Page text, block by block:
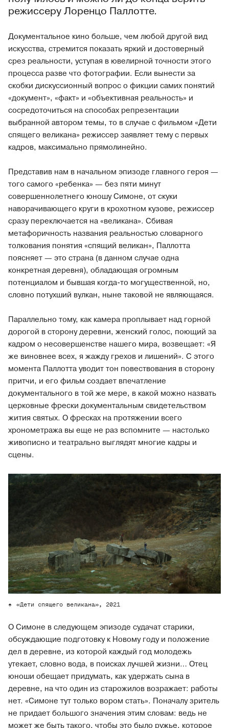
режиссеру Лоренцо Паллотте.
Документальное кино больше, чем любой другой вид
искусства, стремится показать яркий и достоверный
срез реальности, уступая в ювелирной точности этого
процесса разве что фотографии. Если вынести за
скобки дискуссионный вопрос о фикции самих понятий
«документ», «факт» и «объективная реальность» и
сосредоточиться на способах репрезентации
выбранной автором темы, то в случае с фильмом «Дети
спящего великана» режиссер заявляет тему с первых
кадров, максимально прямолинейно.
Представив нам в начальном эпизоде главного героя —
того самого «ребенка» — без пяти минут
совершеннолетнего юношу Симоне, от скуки
наворачивающего круги в крохотном кузове, режиссер
сразу переключается на «великана». Сбивая
метафоричность названия реальностью словарного
толкования понятия «спящий великан», Паллотта
поясняет — это страна (в данном случае одна
конкретная деревня), обладающая огромным
потенциалом и бывшая когда-то могущественной, но,
словно потухший вулкан, ныне таковой не являющаяся.
Параллельно тому, как камера проплывает над горной
дорогой в сторону деревни, женский голос, поющий за
кадром о несовершенстве нашего мира, возвещает: «Я
же виновнее всех, я жажду грехов и лишений». С этого
момента Паллотта уводит тон повествования в сторону
притчи, и его фильм создает впечатление
документального в той же мере, в какой можно назвать
церковные фрески документальным свидетельством
жития святых. О фресках на протяжении всего
хронометража вы еще не раз вспомните — настолько
живописно и театрально выглядят многие кадры и
сцены.
«Дети спящего великана», 2021
О Симоне в следующем эпизоде судачат старики,
обсуждающие подготовку к Новому году и положение
дел в деревне, из которой каждый год молодежь
утекает, словно вода, в поисках лучшей жизни… Отец
юноши обещает придумать, как удержать сына в
деревне, на что один из старожилов возражает: работы
нет. «Симоне тут только вором стать». Поначалу зритель
не придает большого значения этим словам: ведь не
может же быть такого, чтобы это было ружье, которое